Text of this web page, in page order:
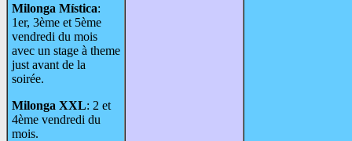
Milonga Mística:
1er, 3ème et 5ème
vendredi du mois
avec un stage à theme
just avant de la
soirée.
Milonga XXL: 2 et
4ème vendredi du
mois.